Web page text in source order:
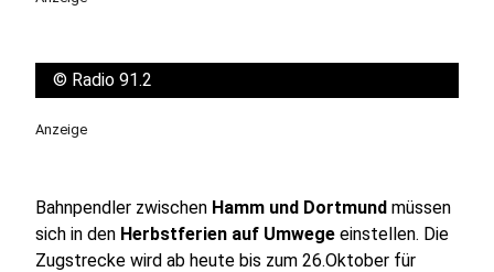
© Radio 91.2
Anzeige
Bahnpendler zwischen Hamm und Dortmund müssen
sich in den Herbstferien auf Umwege einstellen. Die
Zugstrecke wird ab heute bis zum 26.Oktober für